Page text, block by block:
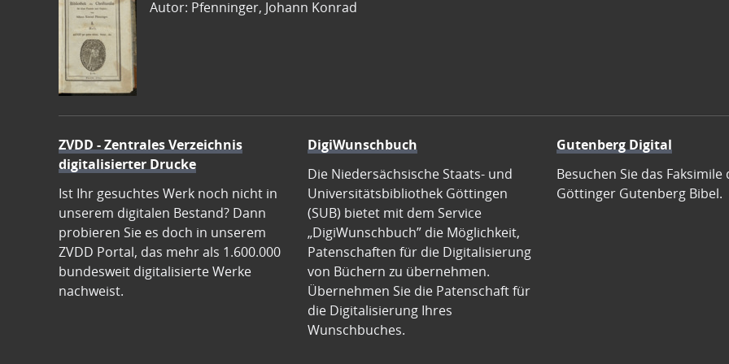
Autor: Pfenninger, Johann Konrad
ZVDD - Zentrales Verzeichnis
digitalisierter Drucke
Ist Ihr gesuchtes Werk noch nicht in
unserem digitalen Bestand? Dann
probieren Sie es doch in unserem
ZVDD Portal, das mehr als 1.600.000
bundesweit digitalisierte Werke
nachweist.
DigiWunschbuch
Die Niedersächsische Staats- und
Universitätsbibliothek Göttingen
(SUB) bietet mit dem Service
„DigiWunschbuch” die Möglichkeit,
Patenschaften für die Digitalisierung
von Büchern zu übernehmen.
Übernehmen Sie die Patenschaft für
die Digitalisierung Ihres
Wunschbuches.
Gutenberg Digital
Besuchen Sie das Faksimile
Göttinger Gutenberg Bibel.